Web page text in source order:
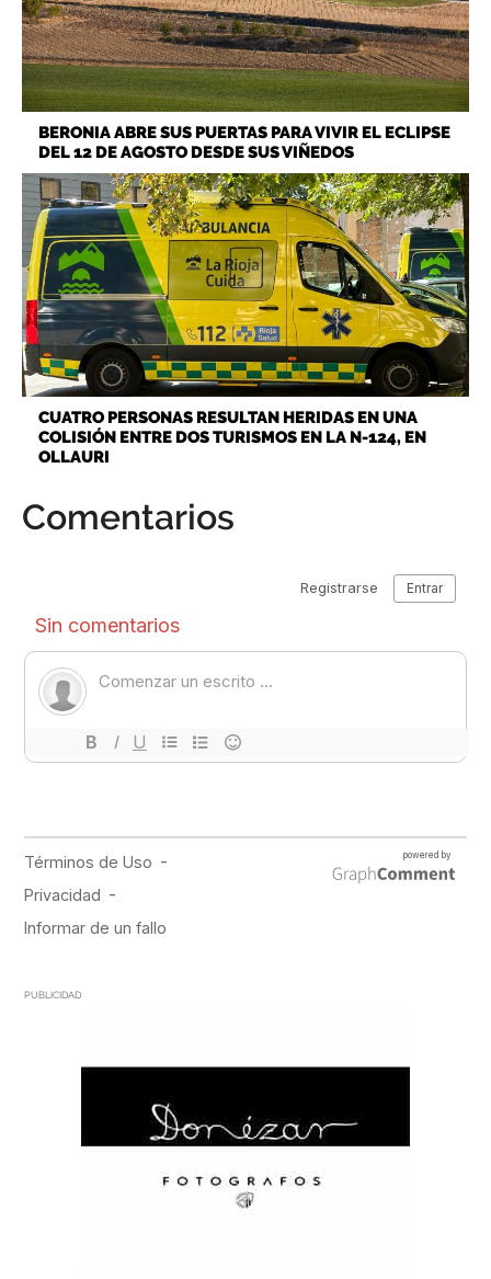
BERONIA ABRE SUS PUERTAS PARA VIVIR EL ECLIPSE
DEL 12 DE AGOSTO DESDE SUS VIÑEDOS
CUATRO PERSONAS RESULTAN HERIDAS EN UNA
COLISIÓN ENTRE DOS TURISMOS EN LA N-124, EN
OLLAURI
Comentarios
PUBLICIDAD